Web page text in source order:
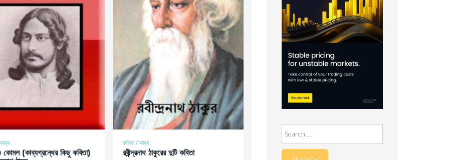
(কাব্যগ্রন্থের কিছু কবিতা)
কবিতা / কাব্য
রবীন্দ্রনাথ ঠাকুরের দুটি কবিতা
for: